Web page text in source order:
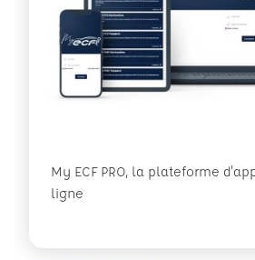
My ECF PRO, la plateforme
ligne